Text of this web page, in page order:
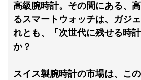
高級腕時計。その間にある、
るスマートウォッチは、ガジ
れとも、「次世代に残せる時
か？
スイス製腕時計の市場は、こ